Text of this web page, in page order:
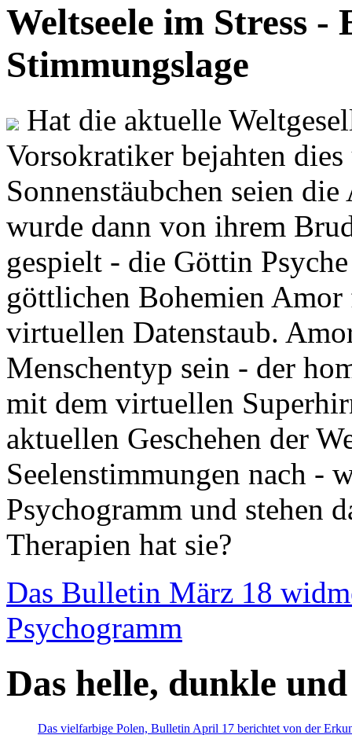
Weltseele im Stress -
Stimmungslage
Hat die aktuelle
Vorsokratiker bejahten
Sonnenstäubchen seien
wurde dann von ihrem
gespielt - die Göttin
göttlichen Bohemien
virtuellen Datenstaub.
Menschentyp sein - der
mit dem virtuellen
aktuellen Geschehen der
Seelenstimmungen nach -
Psychogramm und stehen
Therapien hat sie?
Das Bulletin März 18
Psychogramm
Das helle, dunkle
Das vielfarbige Polen, Bulletin April 17 berichtet von der